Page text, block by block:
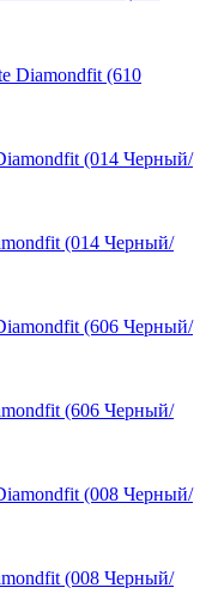
Diamondfit (610
(014 Черный/
(606 Черный/
(008 Черный/